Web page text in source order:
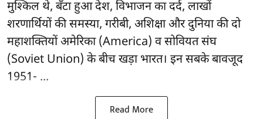
मुश्किल थे, बँटा हुआ देश, विभाजन का दर्द, लाखों
शरणार्थियों की समस्या, गरीबी, अशिक्षा और दुनिया की दो
महाशक्तियों अमेरिका (America) व सोवियत संघ
(Soviet Union) के बीच खड़ा भारत। इन सबके बावजूद
1951- ...
Read More